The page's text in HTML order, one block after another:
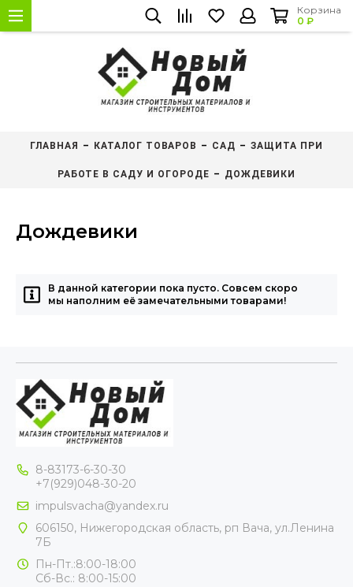
Корзина
0 ₽
ГЛАВНАЯ КАТАЛОГ ТОВАРОВ САД ЗАЩИТА ПРИ
РАБОТЕ В САДУ И ОГОРОДЕ ДОЖДЕВИКИ
Дождевики
В данной категории пока пусто. Совсем скоро
мы наполним её замечательными товарами!
8-83173-6-30-30
+7(929)048-30-20
impulsvacha@yandex.ru
606150, Нижегородская область, рп Вача, ул.Ленина
7Б
Пн-Пт.:8:00-18:00
Сб-Вс.: 8:00-15:00